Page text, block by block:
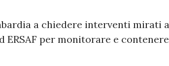
a chiedere interventi mirati a
ERSAF per monitorare e contenere